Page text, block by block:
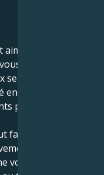
mais peut-
dit ce qu'il en
sentiments
les autres.
profonds et de
faire de vous l'une
orientées
vous contentez